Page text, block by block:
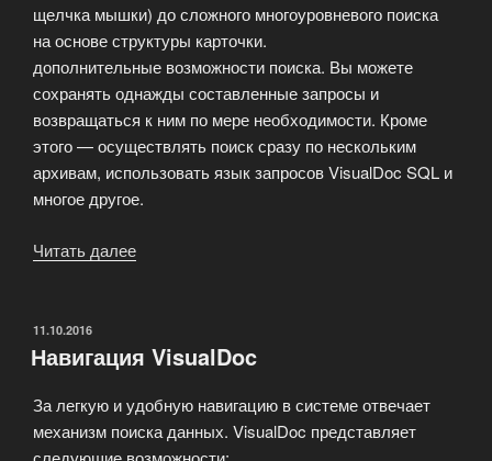
щелчка мышки) до сложного многоуровневого поиска
на основе структуры карточки.
дополнительные возможности поиска. Вы можете
сохранять однажды составленные запросы и
возвращаться к ним по мере необходимости. Кроме
этого — осуществлять поиск сразу по нескольким
архивам, использовать язык запросов VisualDoc SQL и
многое другое.
Читать далее
ОПУБЛИКОВАНО
11.10.2016
Навигация VisualDoc
За легкую и удобную навигацию в системе отвечает
механизм поиска данных. VisualDoc представляет